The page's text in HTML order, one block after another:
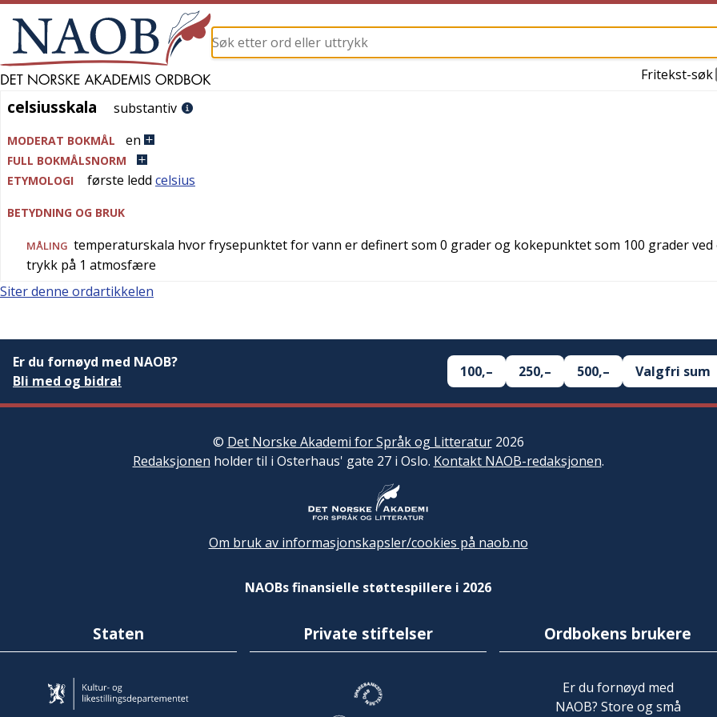
Fritekst-søk
celsiusskala
celsiusskala substantiv
MODERAT BOKMÅL en
FULL BOKMÅLSNORM
ETYMOLOGI
første ledd celsius
BETYDNING OG BRUK
MÅLING temperaturskala hvor frysepunktet for vann er definert som 0 grader og kokepunktet som 100 grader ved
trykk på 1 atmosfære
Siter denne ordartikkelen
Er du fornøyd med NAOB?
Bli med og bidra!
100,– 250,– 500,– Valgfri sum
© Det Norske Akademi for Språk og Litteratur2026
Redaksjonen holder til i Osterhaus' gate 27 i Oslo. Kontakt NAOB-redaksjonen.
Om bruk av informasjonskapsler/cookies på naob.no
NAOBs finansielle støttespillere i 2026
Staten Private stiftelser Ordbokens brukere
Er du fornøyd med
NAOB? Store og små